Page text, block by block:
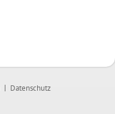
Datenschutz